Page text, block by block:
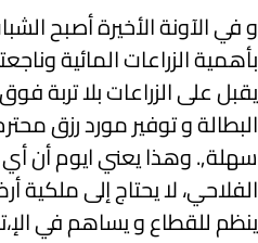
و في الآونة الأخيرة أصبح
بأهمية الزراعات المائية
يقبل على الزراعات بلا تربة
البطالة و توفير مورد رزق
سهلة,. وهذا يعني ايوم أن
الفلاحي، لا يحتاج إلى
ينظم للقطاع و يساهم في